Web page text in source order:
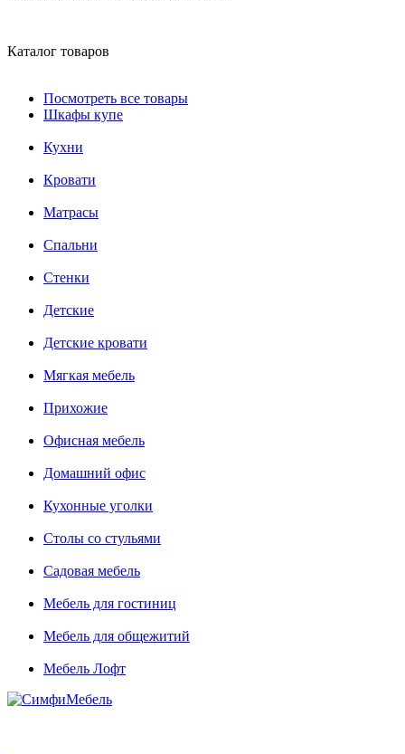
Каталог товаров
Посмотреть все товары
Шкафы купе
Кухни
Кровати
Матрасы
Cпальни
Стенки
Детские
Детские кровати
Мягкая мебель
Прихожие
Офисная мебель
Домашний офис
Кухонные уголки
Столы со стульями
Садовая мебель
Мебель для гостиниц
Мебель для общежитий
Мебель Лофт